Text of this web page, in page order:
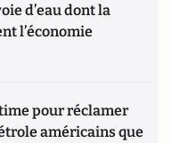
d’eau dont la
l’économie
pour réclamer
américains que